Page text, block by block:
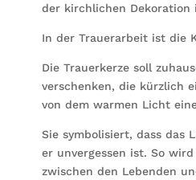
der kirchlichen Dekoration
In der Trauerarbeit ist die
Die Trauerkerze soll
verschenken, die kürzlich
von dem warmen Licht
Sie symbolisiert, dass das
er unvergessen ist. So
zwischen den Lebenden